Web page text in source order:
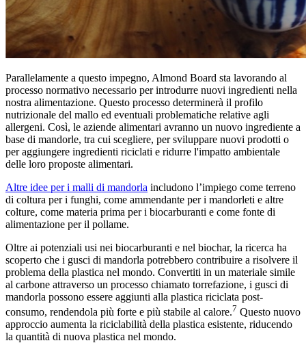
Parallelamente a questo impegno, Almond Board sta lavorando al
processo normativo necessario per introdurre nuovi ingredienti nella
nostra alimentazione. Questo processo determinerà il profilo
nutrizionale del mallo ed eventuali problematiche relative agli
allergeni. Così, le aziende alimentari avranno un nuovo ingrediente a
base di mandorle, tra cui scegliere, per sviluppare nuovi prodotti o
per aggiungere ingredienti riciclati e ridurre l'impatto ambientale
delle loro proposte alimentari.
Altre idee per i malli di mandorla includono l’impiego come terreno
di coltura per i funghi, come ammendante per i mandorleti e altre
colture, come materia prima per i biocarburanti e come fonte di
alimentazione per il pollame.
Oltre ai potenziali usi nei biocarburanti e nel biochar, la ricerca ha
scoperto che i gusci di mandorla potrebbero contribuire a risolvere il
problema della plastica nel mondo. Convertiti in un materiale simile
al carbone attraverso un processo chiamato torrefazione, i gusci di
mandorla possono essere aggiunti alla plastica riciclata post-
consumo, rendendola più forte e più stabile al calore.7 Questo nuovo
approccio aumenta la riciclabilità della plastica esistente, riducendo
la quantità di nuova plastica nel mondo.